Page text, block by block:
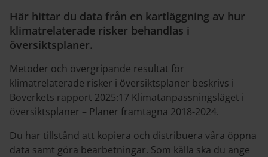
Här hittar du data från en kartläggning av hur
klimatrelaterade risker behandlas i
översiktsplaner.
Metoder och övergripande resultat för
klimatrelaterade risker i översiktsplaner beskrivs i
Boverkets rapport 2025:17 Klimatanpassningsläget i
översiktsplaner – Planer framtagna 2018-2024.
Du har tillstånd att kopiera och distribuera våra öppna
data samt göra bearbetningar. Som källa ska du ange